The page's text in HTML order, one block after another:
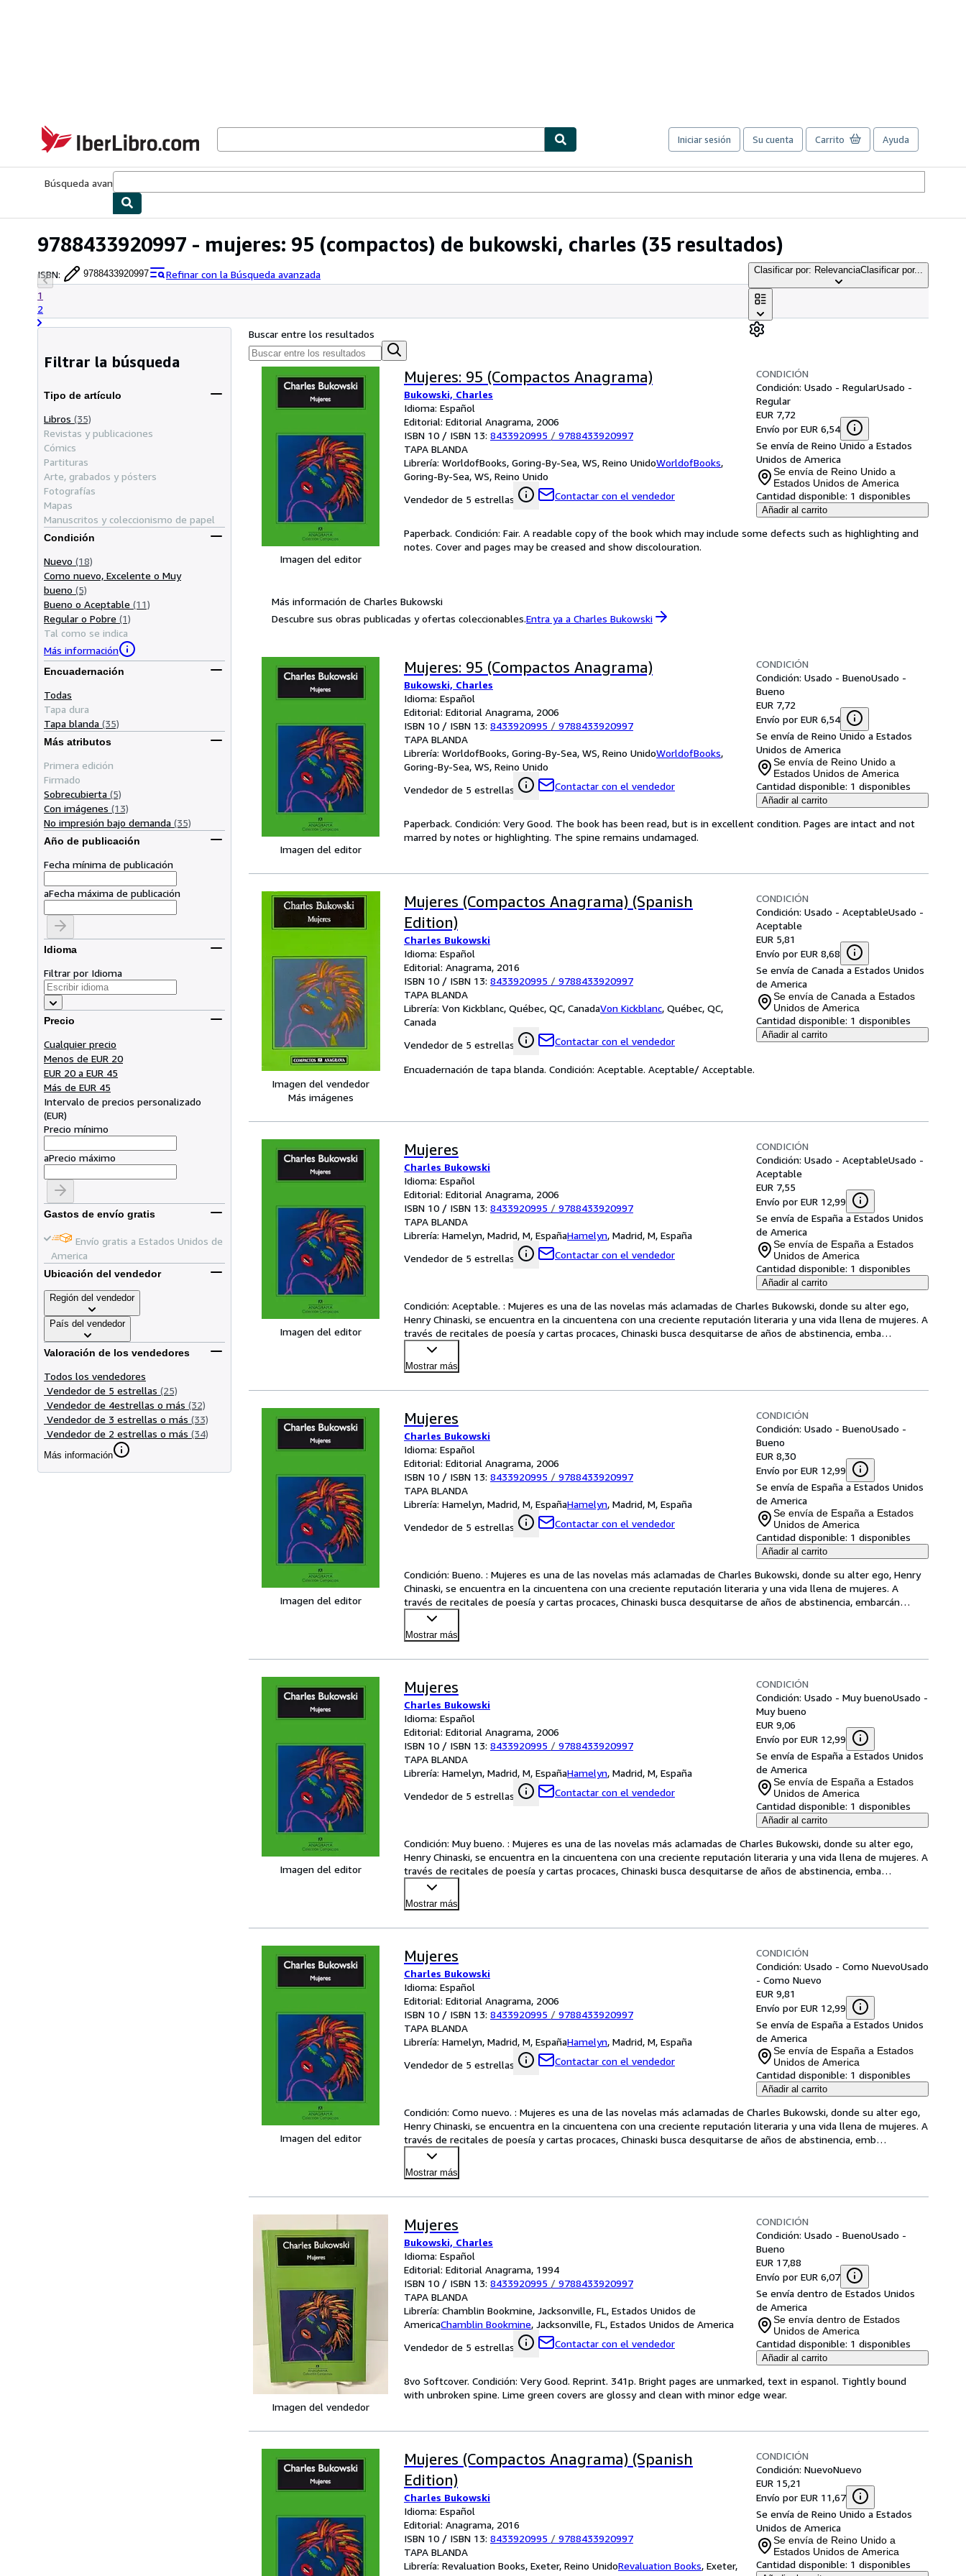
IberLibro.com
Iniciar sesión Su cuenta Carrito Ayuda
Búsqueda avanzada
9788433920997 - mujeres: 95 (compactos) de bukowski, charles (35 resultados)
ISBN: 9788433920997
Refinar con la Búsqueda avanzada
1
2
Clasificar por: RelevanciaClasificar por...
Filtrar la búsqueda
Tipo de artículo
Libros (35)
Revistas y publicaciones
Cómics
Partituras
Arte, grabados y pósters
Fotografías
Mapas
Manuscritos y coleccionismo de papel
Condición
Nuevo (18)
Como nuevo, Excelente o Muy
bueno (5)
Bueno o Aceptable (11)
Regular o Pobre (1)
Tal como se indica
Más información
Encuadernación
Todas
Tapa dura
Tapa blanda (35)
Más atributos
Primera edición
Firmado
Sobrecubierta (5)
Con imágenes (13)
No impresión bajo demanda (35)
Año de publicación
Fecha mínima de publicación
aFecha máxima de publicación
Idioma
Filtrar por Idioma
Precio
Cualquier precio
Menos de EUR 20
EUR 20 a EUR 45
Más de EUR 45
Intervalo de precios personalizado
(EUR)
Precio mínimo
aPrecio máximo
Gastos de envío gratis
Envío gratis a Estados Unidos de
America
Ubicación del vendedor
Región del vendedor
País del vendedor
Valoración de los vendedores
Todos los vendedores
Vendedor de 5 estrellas (25)
Vendedor de 4estrellas o más (32)
Vendedor de 3 estrellas o más (33)
Vendedor de 2 estrellas o más (34)
Más información
Buscar entre los resultados
Imagen del editor
Mujeres: 95 (Compactos Anagrama)
Bukowski, Charles
Idioma: Español
Editorial: Editorial Anagrama, 2006
ISBN 10 / ISBN 13: 8433920995 / 9788433920997
TAPA BLANDA
Librería: WorldofBooks, Goring-By-Sea, WS, Reino UnidoWorldofBooks,
Goring-By-Sea, WS, Reino Unido
Vendedor de 5 estrellas
Contactar con el vendedor
CONDICIÓN
Condición: Usado - RegularUsado -
Regular
EUR 7,72
Envío por EUR 6,54
Se envía de Reino Unido a Estados
Unidos de America
Se envía de Reino Unido a
Estados Unidos de America
Cantidad disponible: 1 disponibles
Añadir al carrito
Paperback. Condición: Fair. A readable copy of the book which may include some defects such as highlighting and
notes. Cover and pages may be creased and show discolouration.
Más información de Charles Bukowski
Descubre sus obras publicadas y ofertas coleccionables.Entra ya a Charles Bukowski
Imagen del editor
Mujeres: 95 (Compactos Anagrama)
Bukowski, Charles
Idioma: Español
Editorial: Editorial Anagrama, 2006
ISBN 10 / ISBN 13: 8433920995 / 9788433920997
TAPA BLANDA
Librería: WorldofBooks, Goring-By-Sea, WS, Reino UnidoWorldofBooks,
Goring-By-Sea, WS, Reino Unido
Vendedor de 5 estrellas
Contactar con el vendedor
CONDICIÓN
Condición: Usado - BuenoUsado -
Bueno
EUR 7,72
Envío por EUR 6,54
Se envía de Reino Unido a Estados
Unidos de America
Se envía de Reino Unido a
Estados Unidos de America
Cantidad disponible: 1 disponibles
Añadir al carrito
Paperback. Condición: Very Good. The book has been read, but is in excellent condition. Pages are intact and not
marred by notes or highlighting. The spine remains undamaged.
Imagen del vendedor
Más imágenes
Mujeres (Compactos Anagrama) (Spanish
Edition)
Charles Bukowski
Idioma: Español
Editorial: Anagrama, 2016
ISBN 10 / ISBN 13: 8433920995 / 9788433920997
TAPA BLANDA
Librería: Von Kickblanc, Québec, QC, CanadaVon Kickblanc, Québec, QC,
Canada
Vendedor de 5 estrellas
Contactar con el vendedor
CONDICIÓN
Condición: Usado - AceptableUsado -
Aceptable
EUR 5,81
Envío por EUR 8,68
Se envía de Canada a Estados Unidos
de America
Se envía de Canada a Estados
Unidos de America
Cantidad disponible: 1 disponibles
Añadir al carrito
Encuadernación de tapa blanda. Condición: Aceptable. Aceptable/ Acceptable.
Imagen del editor
Mujeres
Charles Bukowski
Idioma: Español
Editorial: Editorial Anagrama, 2006
ISBN 10 / ISBN 13: 8433920995 / 9788433920997
TAPA BLANDA
Librería: Hamelyn, Madrid, M, EspañaHamelyn, Madrid, M, España
Vendedor de 5 estrellas
Contactar con el vendedor
CONDICIÓN
Condición: Usado - AceptableUsado -
Aceptable
EUR 7,55
Envío por EUR 12,99
Se envía de España a Estados Unidos
de America
Se envía de España a Estados
Unidos de America
Cantidad disponible: 1 disponibles
Añadir al carrito
Condición: Aceptable. : Mujeres es una de las novelas más aclamadas de Charles Bukowski, donde su alter ego,
Henry Chinaski, se encuentra en la cincuentena con una creciente reputación literaria y una vida llena de mujeres. A
través de recitales de poesía y cartas procaces, Chinaski busca desquitarse de años de abstinencia, emba…
Mostrar más
Imagen del editor
Mujeres
Charles Bukowski
Idioma: Español
Editorial: Editorial Anagrama, 2006
ISBN 10 / ISBN 13: 8433920995 / 9788433920997
TAPA BLANDA
Librería: Hamelyn, Madrid, M, EspañaHamelyn, Madrid, M, España
Vendedor de 5 estrellas
Contactar con el vendedor
CONDICIÓN
Condición: Usado - BuenoUsado -
Bueno
EUR 8,30
Envío por EUR 12,99
Se envía de España a Estados Unidos
de America
Se envía de España a Estados
Unidos de America
Cantidad disponible: 1 disponibles
Añadir al carrito
Condición: Bueno. : Mujeres es una de las novelas más aclamadas de Charles Bukowski, donde su alter ego, Henry
Chinaski, se encuentra en la cincuentena con una creciente reputación literaria y una vida llena de mujeres. A
través de recitales de poesía y cartas procaces, Chinaski busca desquitarse de años de abstinencia, embarcán…
Mostrar más
Imagen del editor
Mujeres
Charles Bukowski
Idioma: Español
Editorial: Editorial Anagrama, 2006
ISBN 10 / ISBN 13: 8433920995 / 9788433920997
TAPA BLANDA
Librería: Hamelyn, Madrid, M, EspañaHamelyn, Madrid, M, España
Vendedor de 5 estrellas
Contactar con el vendedor
CONDICIÓN
Condición: Usado - Muy buenoUsado -
Muy bueno
EUR 9,06
Envío por EUR 12,99
Se envía de España a Estados Unidos
de America
Se envía de España a Estados
Unidos de America
Cantidad disponible: 1 disponibles
Añadir al carrito
Condición: Muy bueno. : Mujeres es una de las novelas más aclamadas de Charles Bukowski, donde su alter ego,
Henry Chinaski, se encuentra en la cincuentena con una creciente reputación literaria y una vida llena de mujeres. A
través de recitales de poesía y cartas procaces, Chinaski busca desquitarse de años de abstinencia, emba…
Mostrar más
Imagen del editor
Mujeres
Charles Bukowski
Idioma: Español
Editorial: Editorial Anagrama, 2006
ISBN 10 / ISBN 13: 8433920995 / 9788433920997
TAPA BLANDA
Librería: Hamelyn, Madrid, M, EspañaHamelyn, Madrid, M, España
Vendedor de 5 estrellas
Contactar con el vendedor
CONDICIÓN
Condición: Usado - Como NuevoUsado
- Como Nuevo
EUR 9,81
Envío por EUR 12,99
Se envía de España a Estados Unidos
de America
Se envía de España a Estados
Unidos de America
Cantidad disponible: 1 disponibles
Añadir al carrito
Condición: Como nuevo. : Mujeres es una de las novelas más aclamadas de Charles Bukowski, donde su alter ego,
Henry Chinaski, se encuentra en la cincuentena con una creciente reputación literaria y una vida llena de mujeres. A
través de recitales de poesía y cartas procaces, Chinaski busca desquitarse de años de abstinencia, emb…
Mostrar más
Imagen del vendedor
Mujeres
Bukowski, Charles
Idioma: Español
Editorial: Editorial Anagrama, 1994
ISBN 10 / ISBN 13: 8433920995 / 9788433920997
TAPA BLANDA
Librería: Chamblin Bookmine, Jacksonville, FL, Estados Unidos de
AmericaChamblin Bookmine, Jacksonville, FL, Estados Unidos de America
Vendedor de 5 estrellas
Contactar con el vendedor
CONDICIÓN
Condición: Usado - BuenoUsado -
Bueno
EUR 17,88
Envío por EUR 6,07
Se envía dentro de Estados Unidos
de America
Se envía dentro de Estados
Unidos de America
Cantidad disponible: 1 disponibles
Añadir al carrito
8vo Softcover. Condición: Very Good. Reprint. 341p. Bright pages are unmarked, text in espanol. Tightly bound
with unbroken spine. Lime green covers are glossy and clean with minor edge wear.
Mujeres (Compactos Anagrama) (Spanish
Edition)
Charles Bukowski
Idioma: Español
Editorial: Anagrama, 2016
ISBN 10 / ISBN 13: 8433920995 / 9788433920997
TAPA BLANDA
Librería: Revaluation Books, Exeter, Reino UnidoRevaluation Books, Exeter,
CONDICIÓN
Condición: NuevoNuevo
EUR 15,21
Envío por EUR 11,67
Se envía de Reino Unido a Estados
Unidos de America
Se envía de Reino Unido a
Estados Unidos de America
Cantidad disponible: 1 disponibles